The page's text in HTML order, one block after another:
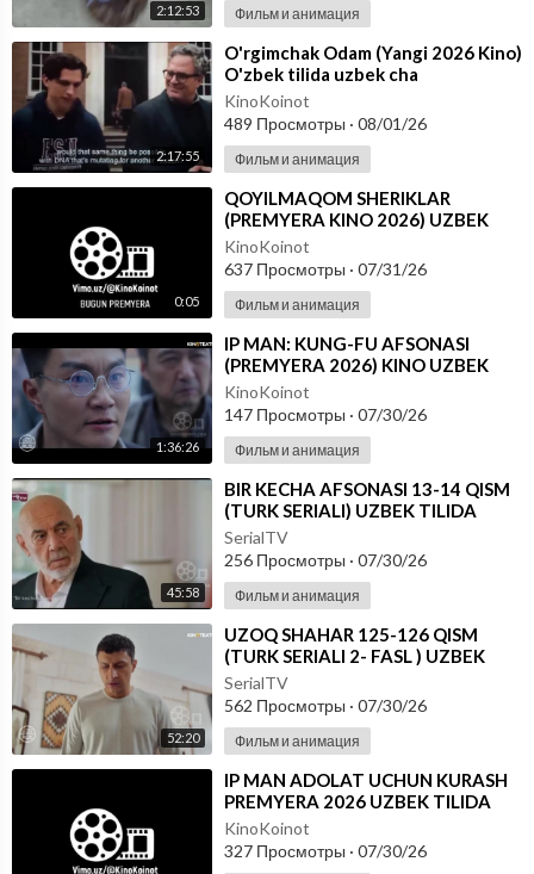
2:12:53 Фильм и анимация
2:17:55
⁣O'rgimchak Odam (Yangi 2026 Kino)
O'zbek tilida uzbek cha
KinoKoinot
489 Просмотры · 08/01/26
Фильм и анимация
0:05
⁣QOYILMAQOM SHERIKLAR
(PREMYERA KINO 2026) UZBEK
TILIDA
KinoKoinot
637 Просмотры · 07/31/26
Фильм и анимация
1:36:26
⁣IP MAN: KUNG-FU AFSONASI
(PREMYERA 2026) KINO UZBEK
TILIDA - SKACHAT
KinoKoinot
147 Просмотры · 07/30/26
Фильм и анимация
45:58
⁣BIR KECHA AFSONASI 13-14 QISM
(TURK SERIALI) UZBEK TILIDA
SerialTV
256 Просмотры · 07/30/26
Фильм и анимация
52:20
⁣UZOQ SHAHAR 125-126 QISM
(TURK SERIALI 2- FASL ) UZBEK
TILIDA
SerialTV
562 Просмотры · 07/30/26
Фильм и анимация
⁣IP MAN ADOLAT UCHUN KURASH
PREMYERA 2026 UZBEK TILIDA
KinoKoinot
327 Просмотры · 07/30/26